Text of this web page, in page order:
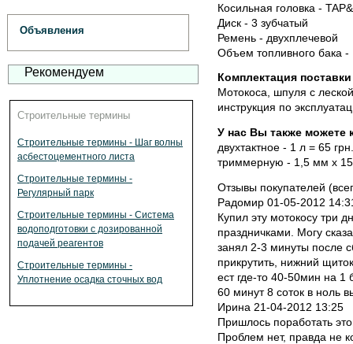
Объявления
Рекомендуем
Строительные термины
Строительные термины - Шаг волны
асбестоцементного листа
Строительные термины -
Регулярный парк
Строительные термины - Система
водоподготовки с дозированной
подачей реагентов
Строительные термины -
Уплотнение осадка сточных вод
Косильная головка -
Диск - 3 зубчатый
Ремень - двухплечевой
Объем топливного бака -
Комплектация
Мотокоса, шпуля с
инструкция по
У нас Вы также можете
двухтактное - 1 л = 65
триммерную - 1,5 мм х
Отзывы покупателей
Радомир 01-05-2012
Купил эту мотокосу три
праздничками. Могу
занял 2-3 минуты после
прикрутить, нижний
ест где-то 40-50мин на 1
60 минут 8 соток в ноль
Ирина 21-04-2012 13:25
Пришлось поработать
Проблем нет, правда не